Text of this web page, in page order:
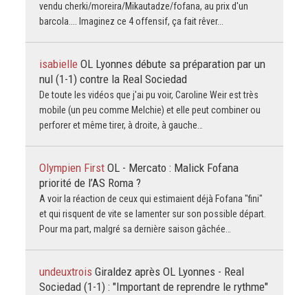
vendu cherki/moreira/Mikautadze/fofana, au prix d'un
barcola.... Imaginez ce 4 offensif, ça fait rêver...
isabielle OL Lyonnes débute sa préparation par un
nul (1-1) contre la Real Sociedad
De toute les vidéos que j'ai pu voir, Caroline Weir est très
mobile (un peu comme Melchie) et elle peut combiner ou
perforer et même tirer, à droite, à gauche…
Olympien First OL - Mercato : Malick Fofana
priorité de l’AS Roma ?
A voir la réaction de ceux qui estimaient déjà Fofana "fini"
et qui risquent de vite se lamenter sur son possible départ.
Pour ma part, malgré sa dernière saison gâchée…
undeuxtrois Giraldez après OL Lyonnes - Real
Sociedad (1-1) : "Important de reprendre le rythme"